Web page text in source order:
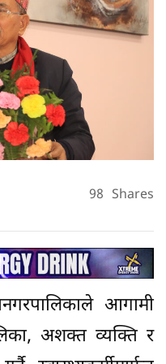
98 Shares
आगामी
अशक्त व्यक्ति र